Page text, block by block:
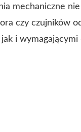
mechaniczne nie
czy czujników
i